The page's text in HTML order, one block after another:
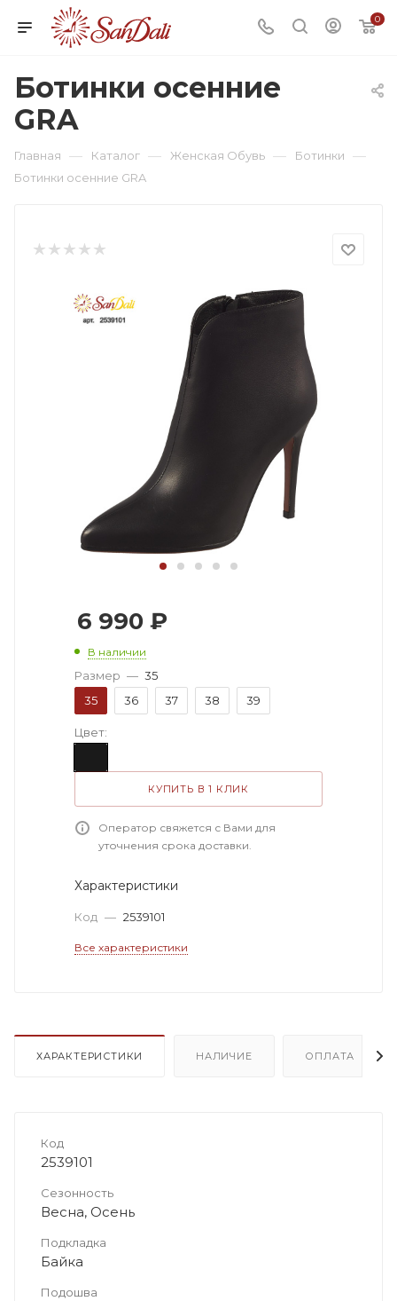
0
Ботинки осенние
GRA
Главная — Каталог — Женская Обувь — Ботинки —
Ботинки осенние GRA
6 990 ₽
В наличии
Размер — 35
35
36 37 38 39
Цвет:
КУПИТЬ В 1 КЛИК
Оператор свяжется с Вами для
уточнения срока доставки.
Характеристики
Код — 2539101
Все характеристики
ХАРАКТЕРИСТИКИ НАЛИЧИЕ ОПЛАТА
Код
2539101
Сезонность
Весна, Осень
Подкладка
Байка
Подошва